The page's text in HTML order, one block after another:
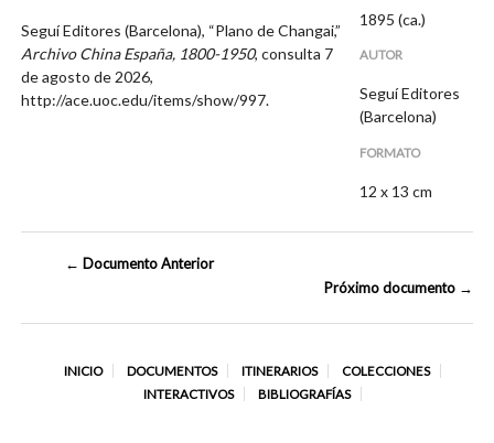
Seguí Editores (Barcelona), “Plano de Changai,”
Archivo China España, 1800-1950, consulta 7
de agosto de 2026,
http://ace.uoc.edu/items/show/997.
1895 (ca.)
AUTOR
Seguí Editores
(Barcelona)
FORMATO
12 x 13 cm
← Documento Anterior
Próximo documento →
INICIO DOCUMENTOS ITINERARIOS
COLECCIONES
INTERACTIVOS
BIBLIOGRAFÍAS